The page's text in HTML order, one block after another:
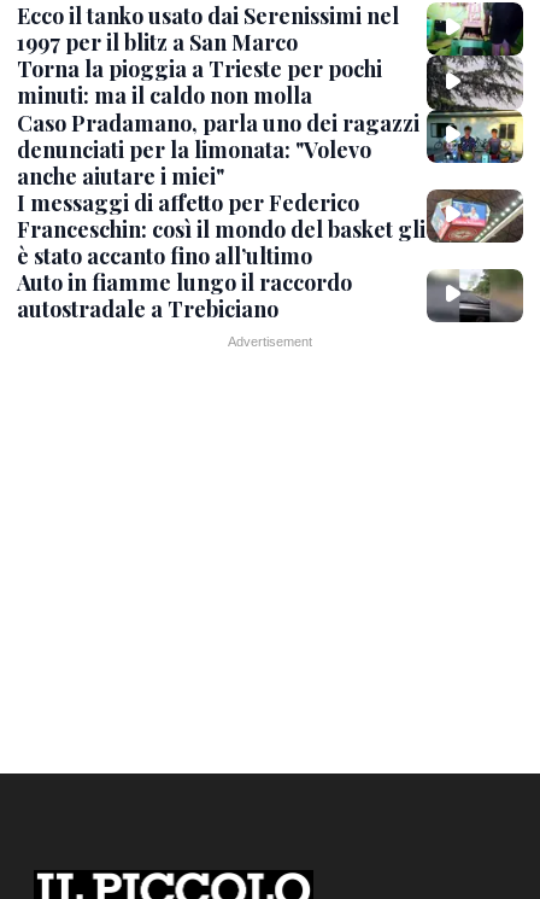
Ecco il tanko usato dai Serenissimi nel
1997 per il blitz a San Marco
Torna la pioggia a Trieste per pochi
minuti: ma il caldo non molla
Caso Pradamano, parla uno dei ragazzi
denunciati per la limonata: "Volevo
anche aiutare i miei"
I messaggi di affetto per Federico
Franceschin: così il mondo del basket gli
è stato accanto fino all’ultimo
Auto in fiamme lungo il raccordo
autostradale a Trebiciano